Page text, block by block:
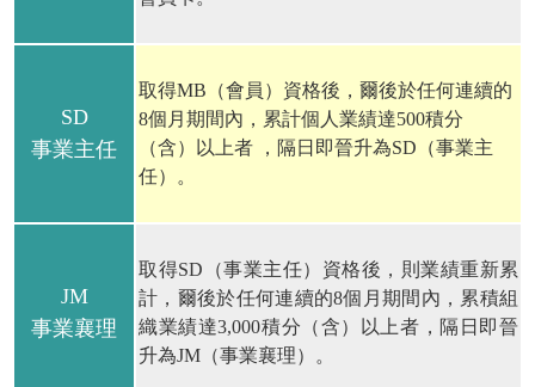
SD
事業主任
取得MB（會員）資格後，爾後於任何連續的
8個月期間內，累計個人業績達500積分
（含）以上者 ，隔日即晉升為SD（事業主
任）。
JM
事業襄理
取得SD（事業主任）資格後，則業績重新累
計，爾後於任何連續的8個月期間內，累積組
織業績達3,000積分（含）以上者，隔日即晉
升為JM（事業襄理）。